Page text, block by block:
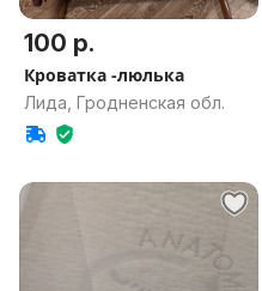
100 р.
Кроватка -люлька
Лида, Гродненская обл.